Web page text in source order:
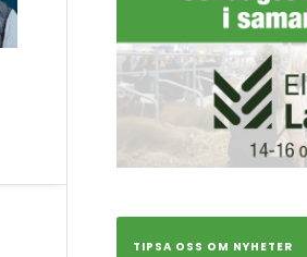
TIPSA OSS OM NYHETER